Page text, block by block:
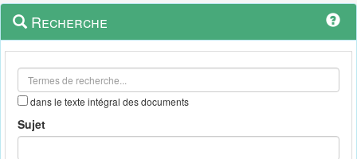
Navigation
outils
Menu
contextuel
Recherche
dans le texte intégral des documents
Sujet